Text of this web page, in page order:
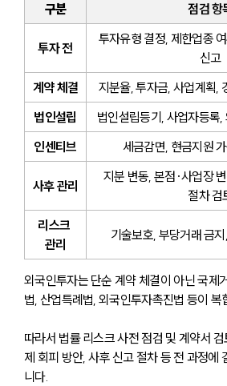
구분 점검 항
투자 전
투자유형 결정, 제한업종
신고
계약 체결
지분율, 투자금, 사업계획,
법인설립
법인설립등기, 사업자등록
인센티브
세금감면, 현금지원
사후 관리
지분 변동, 본점·사업장
절차 검
리스크
관리
기술보호, 부당거래 금
외국인투자는 단순 계약 체결이 아닌 국제
법, 산업특례법, 외국인투자촉진법 등이 복
따라서 법률 리스크 사전 점검 및 계약서
제 회피 방안, 사후 신고 절차 등 전 과정에
니다.